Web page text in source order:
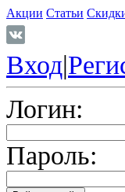
Акции Статьи
Вход|
Логин:
Пароль: